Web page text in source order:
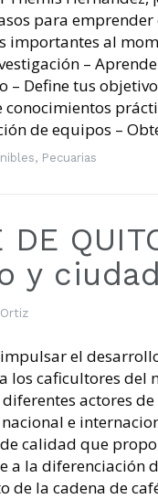
para emprender
importantes al
–
– Define tus
de equipos –
, Pecuarias
DE
y
impulsar el
los caficultores del
actores
e
calidad que
la diferenciación
de la cadena de